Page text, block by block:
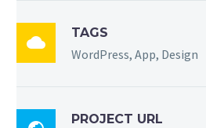

TAGS
WordPress, App, Design
PROJECT URL